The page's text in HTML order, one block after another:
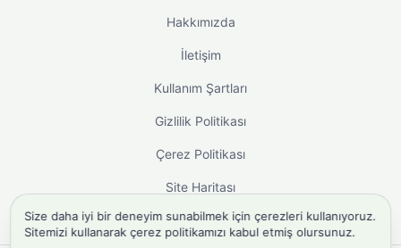
Hakkımızda
İletişim
Kullanım Şartları
Gizlilik Politikası
Çerez Politikası
Site Haritası
Size daha iyi bir deneyim sunabilmek için çerezleri kullanıyoruz.
Sitemizi kullanarak çerez politikamızı kabul etmiş olursunuz.